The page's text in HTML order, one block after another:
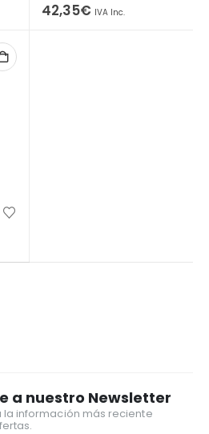
42,35€ IVA Inc.
a nuestro Newsletter
información más reciente